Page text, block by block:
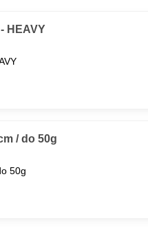
HEAVY
/ do 50g
50g